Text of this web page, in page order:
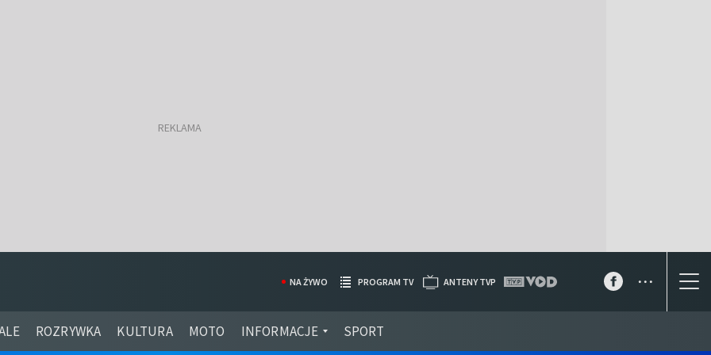
ROZRYWKA KULTURA MOTO INFORMACJE SPORT
NA ŻYWO PROGRAM TV ANTENY TVP ...